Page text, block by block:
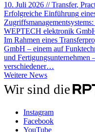
10. Juli 2026 //Transfer,
Erfolgreiche Einführung
WEPTECH elektronik
Im Rahmen eines
GmbH – einem auf
und Fertigungsunternehmen
verschiedener…
Weitere NewsWeitere
News
Wir sind die
Instagram
Facebook
YouTube